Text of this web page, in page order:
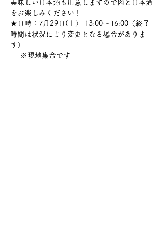
美味しい日本酒も用意しますので肉と日本酒
をお楽しみください！
★日時：7月29日(土） 13:00～16:00（終了
時間は状況により変更となる場合がありま
す）
※現地集合です